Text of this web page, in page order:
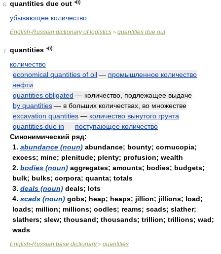
6
quantities due out
убывающее количество
English-Russian dictionary of logistics > quantities due out
7
quantities
количество
economical quantities of oil — промышленное количество
нефти
quantities obligated — количество, подлежащее выдаче
by quantities — в больших количествах, во множестве
excavation quantities — количество вынутого грунта
quantities due in — поступающее количество
Синонимический ряд:
1. abundance (noun) abundance; bounty; cornucopia;
excess; mine; plenitude; plenty; profusion; wealth
2. bodies (noun) aggregates; amounts; bodies; budgets;
bulk; bulks; corpora; quanta; totals
3. deals (noun) deals; lots
4. scads (noun) gobs; heap; heaps; jillion; jillions; load;
loads; million; millions; oodles; reams; scads; slather;
slathers; slew; thousand; thousands; trillion; trillions; wad;
wads
English-Russian base dictionary> quantities